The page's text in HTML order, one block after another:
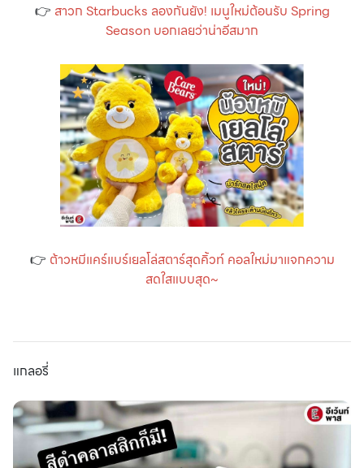
👉 สาวก Starbucks ลองกันยัง! เมนูใหม่ต้อนรับ Spring
Season บอกเลยว่าน่าอีสมาก
👉 ต้าวหมีแคร์แบร์เยลโล่สตาร์สุดคิ้วท์ คอลใหม่มาแจกความ
สดใสแบบสุด~
แกลอรี่